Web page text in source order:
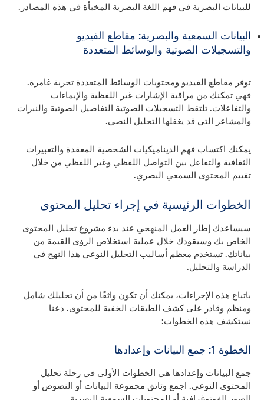
للبيانات البصرية في فهم اللغة البصرية المخبأة في هذه المصادر.
البيانات السمعية والبصرية: مقاطع الفيديو
والتسجيلات الصوتية والوسائط المتعددة
توفر مقاطع الفيديو ومحتويات الوسائط المتعددة تجربة غامرة.
فهي تمكنك من مراقبة الإشارات غير اللفظية والإيماءات
والتفاعلات. تلتقط التسجيلات الصوتية التفاصيل الصوتية والنبرات
والمشاعر التي قد يغفلها التحليل النصي.
يمكنك اكتساب فهم الديناميكيات الشخصية المعقدة والتعبيرات
الثقافية والتفاعل بين التواصل اللفظي وغير اللفظي من خلال
تقييم المحتوى السمعي البصري.
الخطوات الرئيسية في إجراء تحليل المحتوى
سيساعدك إطار العمل المنهجي عند بدء مشروع تحليل المحتوى
الخاص بك وسيقودك خلال عملية استخلاص الرؤى القيمة من
بياناتك. تستخدم معظم أساليب التحليل النوعي هذا النهج في
الدراسة والتحليل.
باتباع هذه الإجراءات، يمكنك أن تكون واثقًا من أن تحليلك شامل
ومنظم وقادر على كشف الطبقات الخفية للمحتوى. دعنا
نستكشف هذه الخطوات:
الخطوة 1: جمع البيانات وإعدادها
جمع البيانات وإعدادها هي الخطوات الأولى في رحلة تحليل
المحتوى النوعي. اجمع وثائق مجموعة البيانات أو النصوص أو